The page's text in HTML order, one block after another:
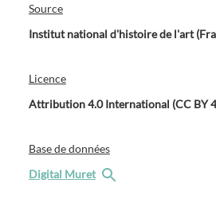
Source
Institut national d'histoire de l'art
Licence
Attribution 4.0 International (CC BY
Base de données
Digital Muret